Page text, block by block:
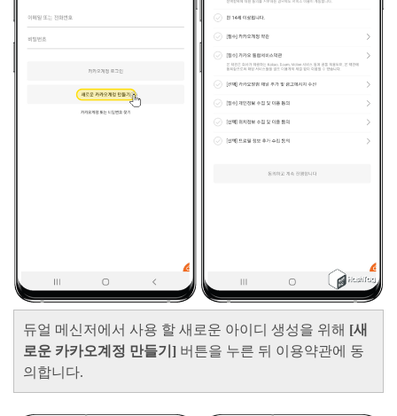
듀얼 메신저에서 사용 할 새로운 아이디 생성을 위해 [새
로운 카카오계정 만들기] 버튼을 누른 뒤 이용약관에 동
의합니다.